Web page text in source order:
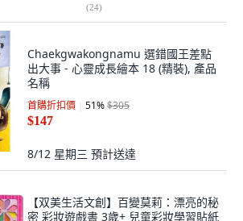
(24)
Chaekgwakongnamu 選錯國王差點
出大事 - 心靈成長繪本 18 (精裝), 產品
名稱
首購折扣價 51%$305
$147
8/12 星期三 預計送達
【双美生活文創】百變莫莉：漂亮的秘
密 彩妝遊戲書 3歲+ 兒童彩妝學習貼紙